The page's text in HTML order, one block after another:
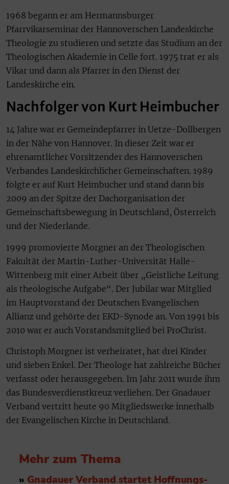
1968 begann er am Hermannsburger
Pfarrvikarseminar der Hannoverschen Landeskirche
Theologie zu studieren und setzte das Studium an der
Theologischen Akademie in Celle fort. 1975 trat er als
Vikar und dann als Pfarrer in den Dienst der
Landeskirche ein.
Nachfolger von Kurt Heimbucher
14 Jahre war er Gemeindepfarrer in Uetze-Dollbergen
in der Nähe von Hannover. In dieser Zeit war er
ehrenamtlicher Vorsitzender des Hannoverschen
Verbandes Landeskirchlicher Gemeinschaften. 1989
folgte er auf Kurt Heimbucher und stand dann bis
2009 an der Spitze der Dachorganisation der
Gemeinschaftsbewegung in Deutschland, Österreich
und der Niederlande.
1999 promovierte Morgner an der Theologischen
Fakultät der Martin-Luther-Universität Halle-
Wittenberg mit einer Arbeit über „Geistliche Leitung
als theologische Aufgabe“. Der Jubilar war Mitglied
im Hauptvorstand der Deutschen Evangelischen
Allianz und gehörte der EKD-Synode an. Von 1991 bis
2010 war er auch Vorstandsmitglied bei ProChrist.
Christoph Morgner ist verheiratet, hat drei Kinder
und sieben Enkel. Der Theologe hat zahlreiche Bücher
verfasst oder herausgegeben. Im Jahr 2011 wurde ihm
das Bundesverdienstkreuz verliehen. Der Gnadauer
Verband vertritt heute 90 Mitgliedswerke innerhalb
der Evangelischen Kirche in Deutschland.
Mehr zum Thema
» Gnadauer Verband startet Hoffnungs-